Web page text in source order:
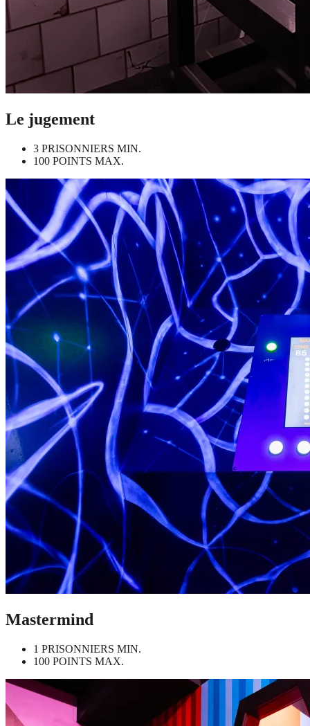
Le jugement
3 PRISONNIERS MIN.
100 POINTS MAX.
Mastermind
1 PRISONNIERS MIN.
100 POINTS MAX.